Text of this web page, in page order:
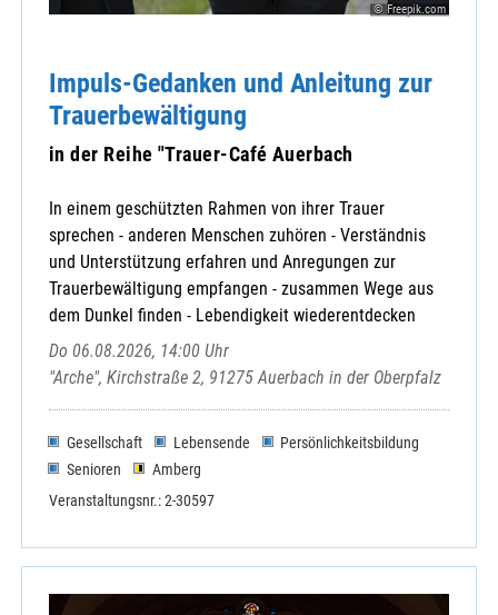
© Freepik.com
Impuls-Gedanken und Anleitung zur
Trauerbewältigung
in der Reihe "Trauer-Café Auerbach
In einem geschützten Rahmen von ihrer Trauer
sprechen - anderen Menschen zuhören - Verständnis
und Unterstützung erfahren und Anregungen zur
Trauerbewältigung empfangen - zusammen Wege aus
dem Dunkel finden - Lebendigkeit wiederentdecken
Do 06.08.2026, 14:00 Uhr
"Arche", Kirchstraße 2, 91275 Auerbach in der Oberpfalz
Gesellschaft Lebensende
Persönlichkeitsbildung
Senioren
Amberg
Veranstaltungsnr.: 2-30597